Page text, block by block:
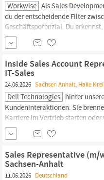
Workwise Als Sales
du der entscheidende Filter
Geschäftspotenzial. Du
übergibst genau diese
Management. Was bieten wir
Inside Sales Account
IT-Sales
24.06.2026 Sachsen Anhalt, Halle
Dell Technologies hinter
Kundeninteraktionen. Sie
Karriere im Vertrieb starten
bei uns genau richtig. Als Inside
Teil eines herausragenden
dem Sie die beste Arbeit Ihrer
Sales Representative (m/
Sachsen-Anhalt
11.06.2026 Deutschland